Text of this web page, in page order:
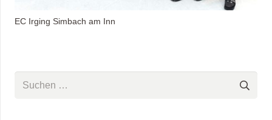
EC Irging Simbach am Inn